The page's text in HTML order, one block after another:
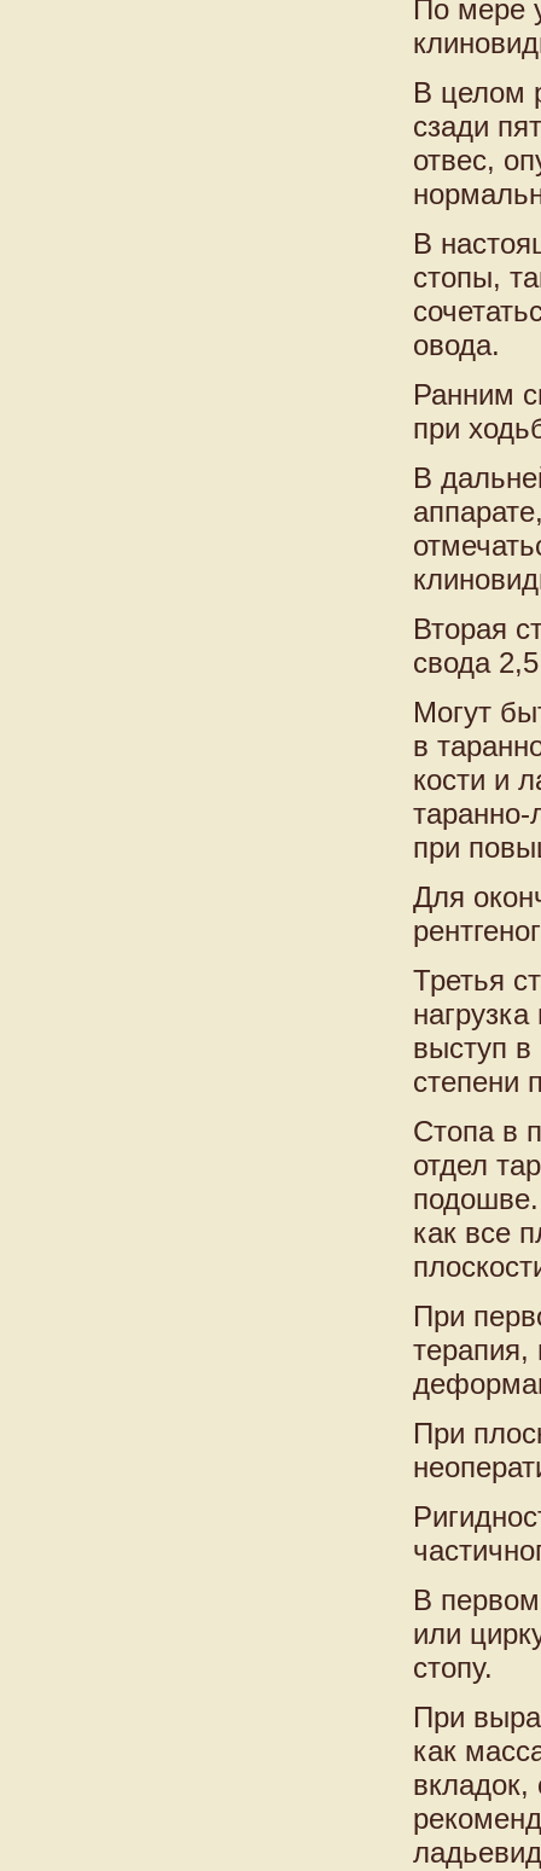
По мере
В целом
сзади
отвес,
В
стопы,
овода.
Ранним
при
В
Вторая
свода
Могут
в
кости и
таранно-
при
Для
Третья
выступ в
степени
Стопа в
отдел
как все
При
терапия,
При
В
или
стопу.
При
как
вкладок,